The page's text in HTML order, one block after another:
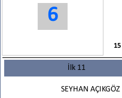
6
İlk 11
SEYHAN AÇIKGÖZ